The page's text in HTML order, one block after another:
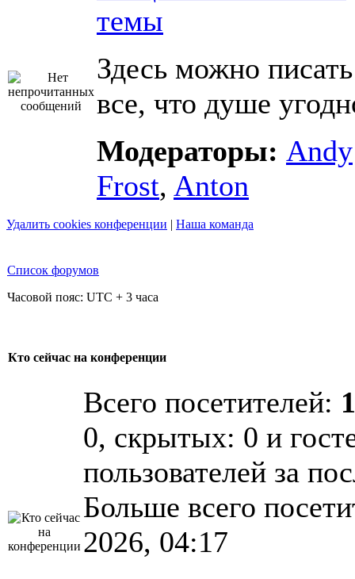
темы
Здесь можно писать
все, что душе
Модераторы: Andy
Frost, Anton
Удалить cookies конференции | Наша команда
Список форумов
Часовой пояс: UTC + 3 часа
Кто сейчас на конференции
Всего посетителей:
0, скрытых: 0 и
пользователей за
Больше всего
2026, 04:17